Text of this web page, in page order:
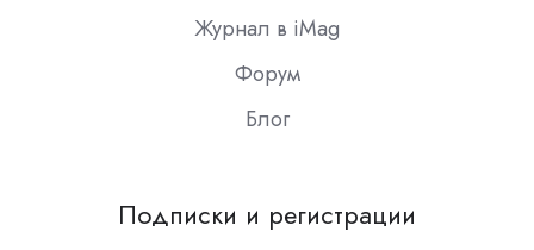
Журнал в iMag
Форум
Блог
Подписки и регистрации